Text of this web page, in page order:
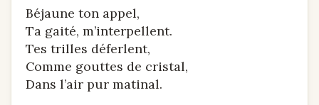
Béjaune ton appel,
Ta gaité, m’interpellent.
Tes trilles déferlent,
Comme gouttes de cristal,
Dans l’air pur matinal.